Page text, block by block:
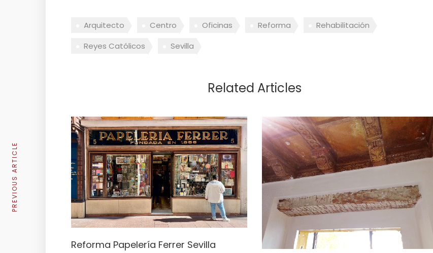
Arquitecto Centro Oficinas Reforma
Rehabilitación
Reyes Católicos
Sevilla
Related Articles
Reforma Papelería Ferrer Sevilla
PREVIOUS ARTICLE